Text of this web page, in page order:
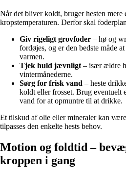
Når det bliver koldt, bruger hesten mere
kropstemperaturen. Derfor skal
Giv rigeligt grovfoder – hø og
fordøjes, og er den bedste måde
varmen.
Tjek huld jævnligt – især ældre
vintermånederne.
Sørg for frisk vand – heste
koldt eller frosset. Brug eventuelt
vand for at opmuntre til at drikke.
Et tilskud af olie eller mineraler kan
tilpasses den enkelte hests behov.
Motion og foldtid –
kroppen i gang